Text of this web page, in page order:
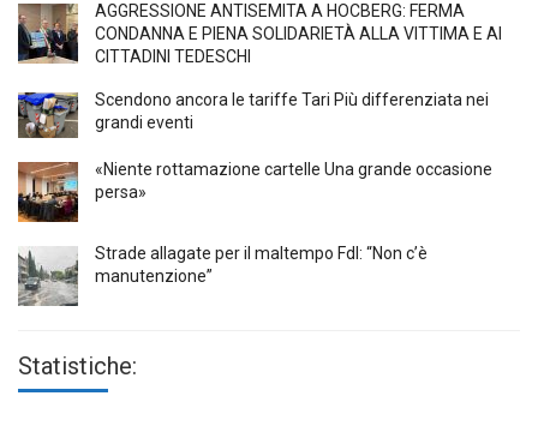
AGGRESSIONE ANTISEMITA A HÖCBERG: FERMA
CONDANNA E PIENA SOLIDARIETÀ ALLA VITTIMA E AI
CITTADINI TEDESCHI
Scendono ancora le tariffe Tari Più differenziata nei
grandi eventi
«Niente rottamazione cartelle Una grande occasione
persa»
Strade allagate per il maltempo FdI: “Non c’è
manutenzione”
Statistiche: